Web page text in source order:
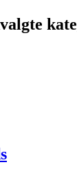
venligst